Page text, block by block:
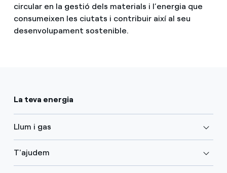
circular en la gestió dels materials i l’energia que
consumeixen les ciutats i contribuir així al seu
desenvolupament sostenible.
La teva energia
Llum i gas
T'ajudem